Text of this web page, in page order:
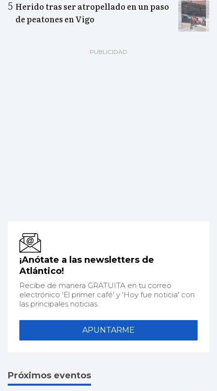
Herido tras ser atropellado en un paso
de peatones en Vigo
¡Anótate a las newsletters de
Atlántico!
Recibe de manera GRATUITA en tu correo
electrónico 'El primer café' y 'Hoy fue noticia' con
las principales noticias.
APUNTARME
Próximos eventos